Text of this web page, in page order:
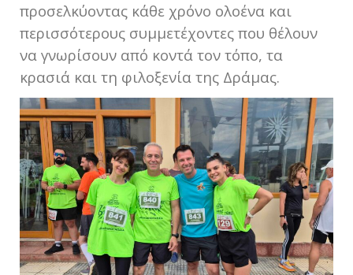
προσελκύοντας κάθε χρόνο ολοένα και
περισσότερους συμμετέχοντες που θέλουν
να γνωρίσουν από κοντά τον τόπο, τα
κρασιά και τη φιλοξενία της Δράμας.